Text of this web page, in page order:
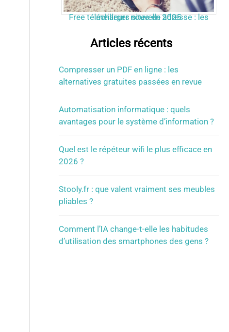
Free télécharger nouvelle adresse : les meilleurs sites en 2025
Articles récents
Compresser un PDF en ligne : les
alternatives gratuites passées en revue
Automatisation informatique : quels
avantages pour le système d’information ?
Quel est le répéteur wifi le plus efficace en
2026 ?
Stooly.fr : que valent vraiment ses meubles
pliables ?
Comment l’IA change-t-elle les habitudes
d’utilisation des smartphones des gens ?